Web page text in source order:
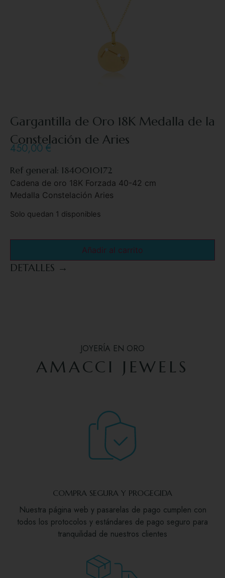
Gargantilla de Oro 18K Medalla de la
Constelación de Aries
450,00€
Ref general: 1840010172
Cadena de oro 18K Forzada 40-42 cm
Medalla Constelación Aries
Solo quedan 1 disponibles
Añadir al carrito
DETALLES →
JOYERÍA EN ORO
AMACCI JEWELS
COMPRA SEGURA Y PROGEGIDA
Nuestra página web y pasarelas de pago cumplen con
todos los protocolos y estándares de pago seguro para
tranquilidad de nuestros clientes